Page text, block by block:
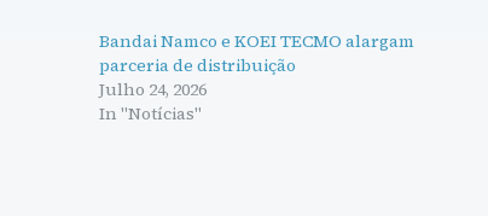
Bandai Namco e KOEI TECMO alargam
parceria de distribuição
Julho 24, 2026
In "Notícias"